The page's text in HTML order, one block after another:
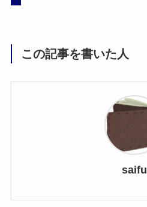
この記事を書いた人
saifu